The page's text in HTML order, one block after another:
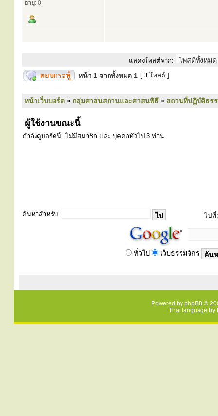
อายุ: 0
แสดงโพสต์จาก:
หน้า 1 จากทั้งหมด 1 [ 3 โพสต์ ]
หน้าเว็บบอร์ด » กลุ่มศาสนสถานและศาสนพิธี » สถานที่ปฏิบัติธร
ผู้ใช้งานขณะนี้
กำลังดูบอร์ดนี้: ไม่มีสมาชิก และ บุคคลทั่วไป 3 ท่าน
ค้นหาสำหรับ: ไปที่:
ทั่วไป เว็บธรรมจักร
Powered by phpBB ©
Thai language by